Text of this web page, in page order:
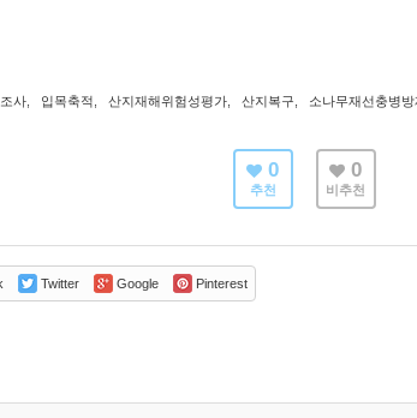
사 입목축적 산지재해위험성평가 산지복구 소나무재선충병방
0
추천
0
비추천
Twitter Google Pinterest